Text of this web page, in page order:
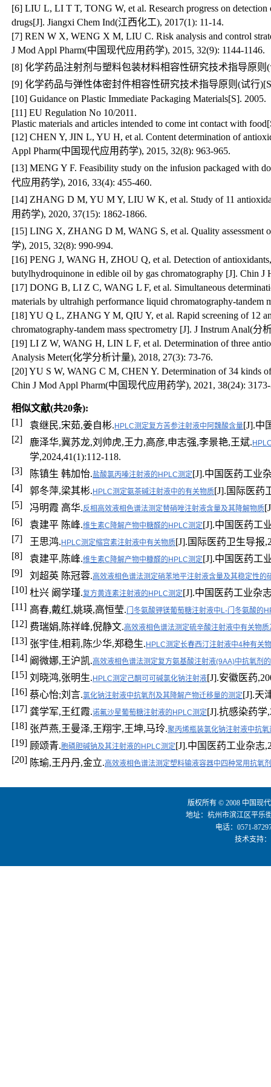
[6] LIU L, LI T T, TONG W, et al. Research progress on
drugs[J]. Jiangxi Chem Ind(江西化工), 2017(1): 11-14.
[7] REN W X, WENG X M, LIU C. Risk analysis and control
J Mod Appl Pharm(中国现代应用药学), 2015, 32(9): 1144-1146.
[8] 化学药品注射剂与塑料包装材料相容性研究技术指导原则(
[9] 化学药品与弹性体密封件相容性研究技术指导原则(试行
[10] Guidance on Plastic Immediate Packaging Materials[S]. 2005.
[11] EU Regulation No 10/2011.
Plastic materials and articles intended to come int contact with
[12] CHEN Y, JIN L, YU H, et al. Content determination of
Appl Pharm(中国现代应用药学), 2015, 32(8): 963-965.
[13] MENG Y F. Feasibility study on the infusion packaged with
代应用药学), 2016, 33(4): 455-460.
[14] ZHANG D M, YU M Y, LIU W K, et al. Study of 11
用药学), 2020, 37(15): 1862-1866.
[15] LING X, ZHANG D M, WANG S, et al. Quality
学), 2015, 32(8): 990-994.
[16] PENG J, WANG H, ZHOU Q, et al. Detection of
butylhydroquinone in edible oil by gas chromatography [J]. Chin
[17] DONG B, LI Z C, WANG L F, et al. Simultaneous
materials by ultrahigh performance liquid chromatography-
[18] YU Q L, ZHANG Y M, QIU Y, et al. Rapid screening of 12
chromatography-tandem mass spectrometry [J]. J Instrum Anal(
[19] LI Z W, WANG H, LIN L F, et al. Determination of three
Analysis Meter(化学分析计量), 2018, 27(3): 73-76.
[20] YU S W, WANG C M, CHEN Y. Determination of 34 kinds
Chin J Mod Appl Pharm(中国现代应用药学), 2021, 38(24):
相似文献(共20条):
[1]
袁继民,宋茹,姜自彬. HPLC测定复方苦参注射液中阿魏酸含量[J].中
[2]
鹿泽华,冀苏龙,刘帅虎,王力,高彦,申志强,李景艳,王斌.
学,2024,41(1):112-118.
[3]
陈镇生 韩加怡.盐酸氯丙嗪注射液的HPLC测定[J].中国医药工业
[4]
郭冬萍,梁其彬. HPLC测定氨茶碱注射液中的有关物质[J].国际医药
[5]
冯明霞 高华.反相高效液相色谱法测定替硝唑注射液含量及其降解物质
[6]
袁建平 陈峰.维生素C降解产物中糖醛的HPLC测定[J].中国医药工
[7]
王思鸿. HPLC测定缩宫素注射液中有关物质[J].国际医药卫生导报
[8]
袁建平,陈峰.维生素C降解产物中糠醛的HPLC测定[J].中国医药工
[9]
刘超英 陈冠蓉.高效液相色谱法测定硝苯地平注射液含量及其稳定性的
[10] 杜兴 阚学瑾.复方黄连素注射液的HPLC测定[J].中国医药工业杂
[11] 高春,戴红,姚瑛,高恒莹.门冬氨酸钾镁葡萄糖注射液中L-门冬氨酸的
[12] 费瑞娟,陈祥峰,倪静文.高效液相色谱法测定硫辛酸注射液中有关物
[13] 张宇佳,相莉,陈少华,郑稳生. HPLC测定长春西汀注射液中4种有关
[14] 阚微娜,王沪凯.高效液相色谱法测定复方氨基酸注射液(9AA)中抗氧剂
[15] 刘晓鸿,张明生. HPLC测定己酮可可碱氯化钠注射液[J].安徽医药
[16] 蔡心怡;刘言.氯化钠注射液中抗氧剂及其降解产物迁移量的测定[J].天
[17] 龚学军,王红霞.诺氟沙星葡萄糖注射液的HPLC测定[J].抗感染药学
[18] 张芦燕,王曼泽,王翔宇,王坤,马玲.聚丙烯瓶装氯化钠注射液中抗
[19] 顾颂青.胞磷胆碱钠及其注射液的HPLC测定[J].中国医药工业杂志
[20] 陈瑜,王丹丹,金立.高效液相色谱法测定塑料输液容器中四种常用抗氧
版权所有 © 2008 中国现
地址：杭州市滨江区平乐
电话：0571-
技术支持：